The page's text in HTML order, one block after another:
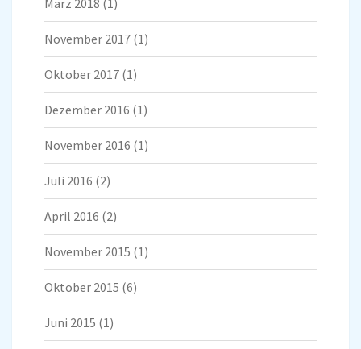
März 2018 (1)
November 2017 (1)
Oktober 2017 (1)
Dezember 2016 (1)
November 2016 (1)
Juli 2016 (2)
April 2016 (2)
November 2015 (1)
Oktober 2015 (6)
Juni 2015 (1)